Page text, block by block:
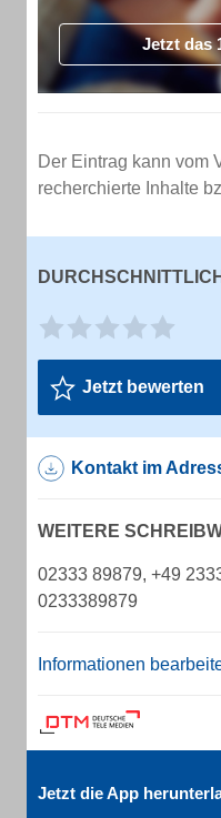
Jetzt das
Der Eintrag kann vom
recherchierte Inhalte
Jetzt bewerten
Kontakt im
WEITERE
02333 89879, +49
0233389879
Informationen
Jetzt die App